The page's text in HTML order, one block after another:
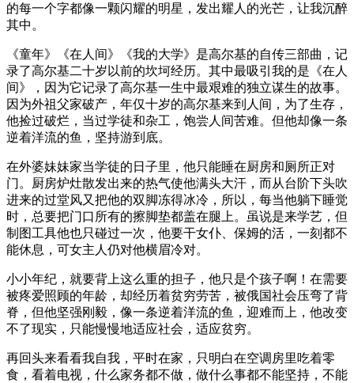
的每一个字都像一颗闪耀的明星，发出耀人的光芒，让我沉醉
其中。
《童年》《在人间》《我的大学》是高尔基的自传三部曲，记
录了高尔基二十岁以前的坎坷经历。其中最吸引我的是《在人
间》，因为它记录了高尔基一生中最艰难的独立谋生的故事。
因为外祖父家破产，年仅十岁的高尔基来到人间，为了生存，
他捡过破烂，当过学徒和杂工，饱尝人间苦难。但他却像一条
逆着洋流的鱼，坚持游到底。
在外婆妹妹家当学徒的日子里，他只能睡在厨房和厕所正对
门。厨房炉灶散发出来的热气使他满头大汗，而从台阶下头吹
进来的过堂风又把他的双脚冻得冰冷，所以，每当他躺下睡觉
时，总要把门口所有的擦脚垫都盖在腿上。虽说是来学艺，但
制图工具他也只碰过一次，他要干女仆、保姆的活，一刻都不
能休息，可女主人仍对他横眉冷对。
小小年纪，就要背上这么重的担子，他只是个孩子啊！在需要
被疼爱照顾的年龄，却经历着贫穷劳苦，被俄国社会压弯了背
脊，但他坚强刚毅，像一条逆着洋流的鱼，迎难而上，他改变
不了现实，只能慢慢地适应社会，适应贫穷。
再回头来看看我自我，平时在家，只明白在空调房里吃着零
食，看着电视，什么家务都不做，做什么事都不能坚持，不能